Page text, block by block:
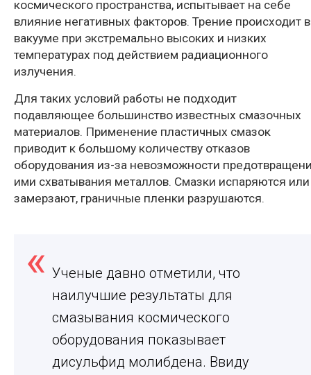
космического пространства, испытывает на себе
влияние негативных факторов. Трение происходит в
вакууме при экстремально высоких и низких
температурах под действием радиационного
излучения.
Для таких условий работы не подходит
подавляющее большинство известных смазочных
материалов. Применение пластичных смазок
приводит к большому количеству отказов
оборудования из-за невозможности
ими схватывания металлов. Смазки испаряются или
замерзают, граничные пленки разрушаются.
Ученые давно отметили, что
наилучшие результаты для
смазывания космического
оборудования показывает
дисульфид молибдена. Ввиду